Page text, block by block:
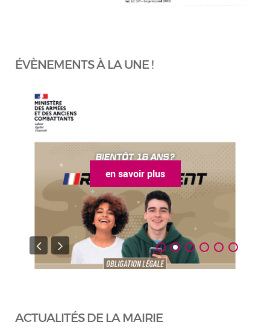
ÉVÈNEMENTS À LA UNE !
en savoir plus
ACTUALITÉS DE LA MAIRIE